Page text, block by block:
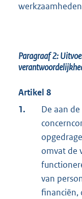
Paragraaf 2:
Artikel 8
1.
De aan
omvat de
van
financiën,